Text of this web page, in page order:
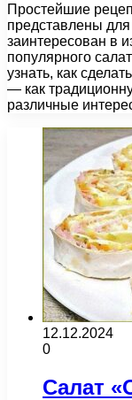
Простейшие
представлены
заинтересован в
популярного
узнать, как
— как
различные
12.12.2024
0
Салат